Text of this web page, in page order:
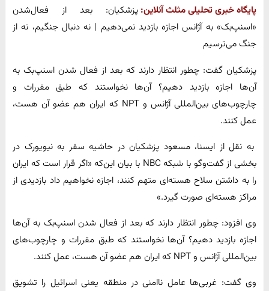
پایگاه خبری تحلیلی مثلث آنلاین: پزشکیان: بعد از فعال‌شدن
«اسنپ‌بک» به آژانس اجازه بازدید نمی‌دهیم | نه دنبال جنگیم، نه از
جنگ می‌ترسیم
پزشکیان گفت: چطور انتظار دارند که بعد از فعال شدن اسنپ‌بک به
آن‌ها اجازه بازدید دهیم؟ آن‌ها نخواستند که طبق مقررات و
چارچوب‌های بین‌المللی آژانس و NPT که ایران هم عضو آن هست،
عمل کنند.
به نقل از ایسنا، مسعود پزشکیان در حاشیه سفر به نیویورک در
بخشی از گفت‌وگو با شبکه NBC با بیان این‌که «اگر قرار است که ایران
را به داشتن سلاح هسته‌ای متهم کنند، اجازه نخواهیم داد بازدیدی از
مراکز هسته‌ای صورت گیرد.»
وی افزود: چطور انتظار دارند که بعد از فعال شدن اسنپ‌بک به آن‌ها
اجازه بازدید دهیم؟ آن‌ها نخواستند که طبق مقررات و چارچوب‌های
بین‌المللی آژانس و NPT که ایران هم عضو آن هست، عمل کنند.
وی گفت: غربی‌ها عامل ناامنی در منطقه یعنی اسرائیل را تشویق